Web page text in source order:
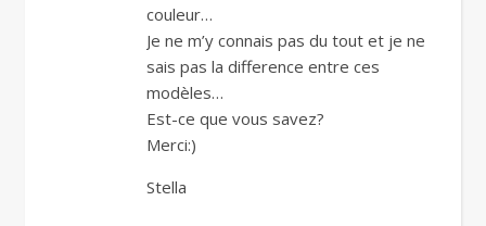
couleur…
Je ne m’y connais pas du tout et je ne
sais pas la difference entre ces
modèles…
Est-ce que vous savez?
Merci:)
Stella